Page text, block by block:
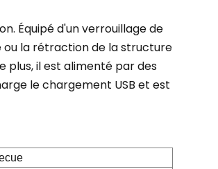
Équipé d'un verrouillage de
la rétraction de la structure
il est alimenté par des
le chargement USB et est